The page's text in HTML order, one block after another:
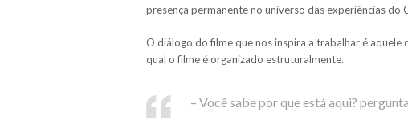
presença permanente no universo das experiências do
O diálogo do filme que nos inspira a trabalhar é
qual o filme é organizado estruturalmente.
– Você sabe por que está aqui?